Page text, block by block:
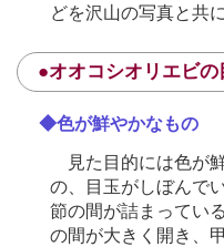
どを沢山の写真と共
●オオコシオリエビの
◆色が鮮やかなもの
見た目的には色が
の、目玉がしぼんで
節の間が詰まってい
の間が大きく開き、